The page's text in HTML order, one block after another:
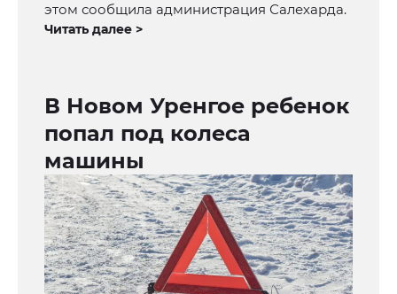
этом сообщила администрация Салехарда.
Читать далее >
В Новом Уренгое ребенок
попал под колеса
машины